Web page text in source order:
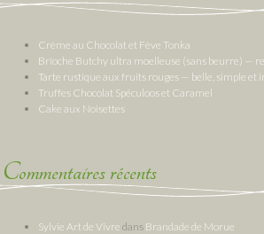
Crème au Chocolat et Fève Tonka
Brioche Butchy ultra moelleuse (sans beurre) —
Tarte rustique aux fruits rouges — belle, simple et
Truffes Chocolat Spéculoos et Caramel
Cake aux Noisettes
Commentaires récents
Sylvie Art de Vivre dans Brandade de Morue